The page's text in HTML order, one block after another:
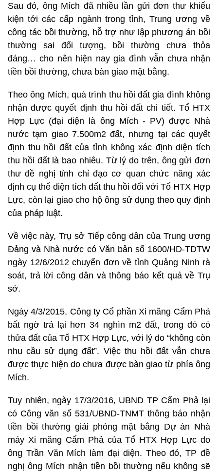
Sau đó, ông Mích đã nhiều lần gửi đơn thư khiếu
kiện tới các cấp ngành trong tỉnh, Trung ương về
công tác bồi thường, hỗ trợ như lập phương án bồi
thường sai đối tượng, bồi thường chưa thỏa
đáng… cho nên hiện nay gia đình vẫn chưa nhận
tiền bồi thường, chưa bàn giao mặt bằng.
Theo ông Mích, quá trình thu hồi đất gia đình không
nhận được quyết định thu hồi đất chi tiết. Tổ HTX
Hợp Lực (đại diện là ông Mích - PV) được Nhà
nước tạm giao 7.500m2 đất, nhưng tại các quyết
định thu hồi đất của tỉnh không xác định diện tích
thu hồi đất là bao nhiêu. Từ lý do trên, ông gửi đơn
thư đề nghị tỉnh chỉ đạo cơ quan chức năng xác
định cụ thể diện tích đất thu hồi đối với Tổ HTX Hợp
Lực, còn lại giao cho hộ ông sử dụng theo quy định
của pháp luật.
Về việc này, Trụ sở Tiếp công dân của Trung ương
Đảng và Nhà nước có Văn bản số 1600/HD-TDTW
ngày 12/6/2012 chuyển đơn về tỉnh Quảng Ninh rà
soát, trả lời công dân và thông báo kết quả về Trụ
sở.
Ngày 4/3/2015, Công ty Cổ phần Xi măng Cẩm Phả
bất ngờ trả lại hơn 34 nghìn m2 đất, trong đó có
thửa đất của Tổ HTX Hợp Lực, với lý do “không còn
nhu cầu sử dụng đất”. Việc thu hồi đất vẫn chưa
được thực hiện do chưa được bàn giao từ phía ông
Mích.
Tuy nhiên, ngày 17/3/2016, UBND TP Cẩm Phả lại
có Công văn số 531/UBND-TNMT thông báo nhận
tiền bồi thường giải phóng mặt bằng Dự án Nhà
máy Xi măng Cẩm Phả của Tổ HTX Hợp Lực do
ông Trần Văn Mích làm đại diện. Theo đó, TP đề
nghị ông Mích nhận tiền bồi thường nếu không sẽ